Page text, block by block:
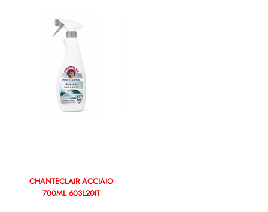
CHANTECLAIR ACCIAIO
700ML 603L20IT